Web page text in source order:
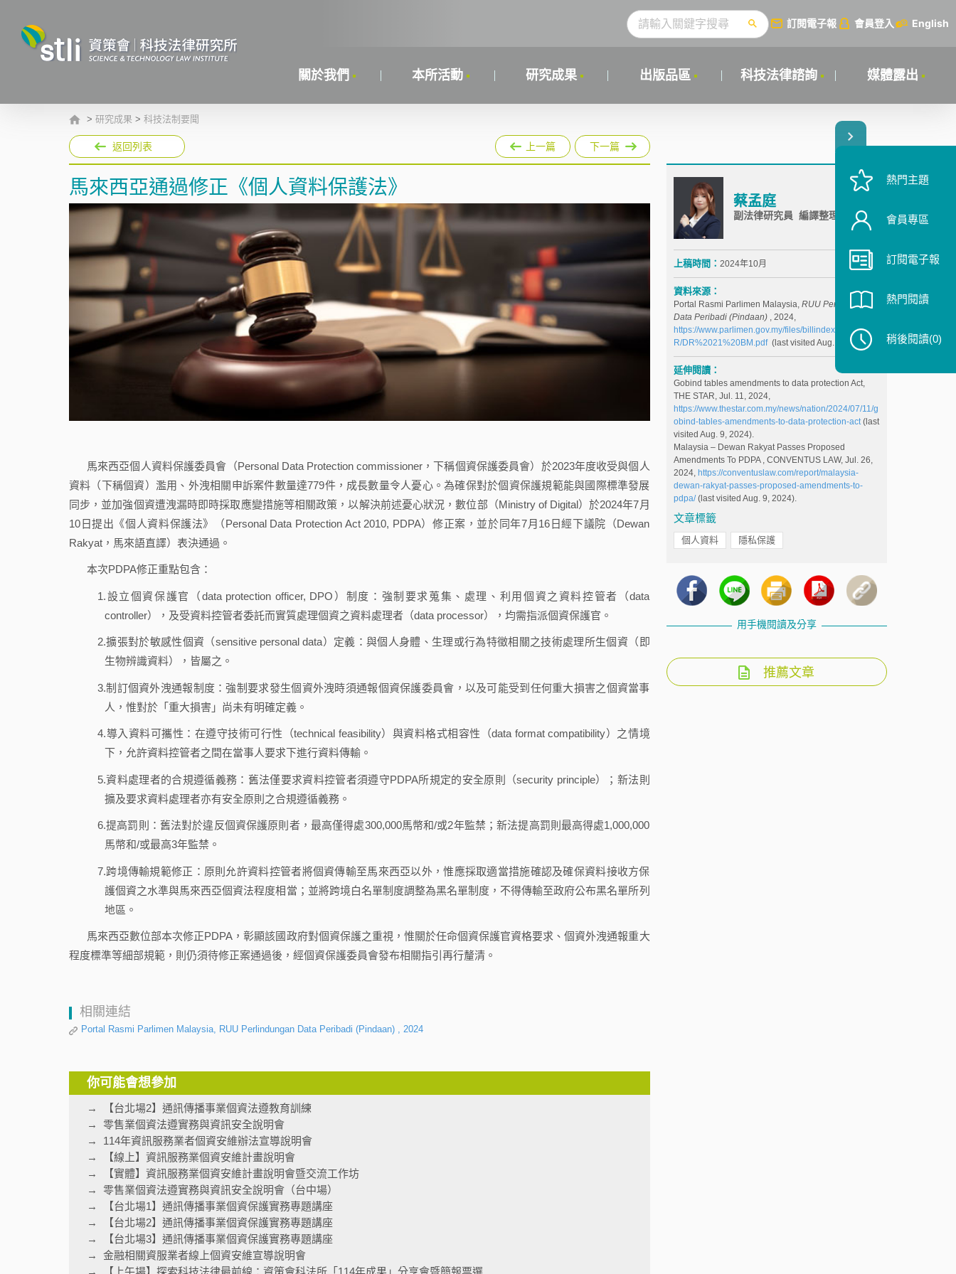
訂閱電子報 會員登入 English
關於我們 本所活動 研究成果 出版品區 科技法律諮詢 媒體露出
> 研究成果 > 科技法制要聞
返回列表 上一篇 下一篇
馬來西亞通過修正《個人資料保護法》
馬來西亞個人資料保護委員會（Personal Data Protection commissioner，下稱個資保護委員會）於2023年度收受與個人
資料（下稱個資）濫用、外洩相關申訴案件數量達779件，成長數量令人憂心。為確保對於個資保護規範能與國際標準發展
同步，並加強個資遭洩漏時即時採取應變措施等相關政策，以解決前述憂心狀況，數位部（Ministry of Digital）於2024年7月
10日提出《個人資料保護法》（Personal Data Protection Act 2010, PDPA）修正案，並於同年7月16日經下議院（Dewan
Rakyat，馬來語直譯）表決通過。
本次PDPA修正重點包含：
1.設立個資保護官（data protection officer, DPO）制度：強制要求蒐集、處理、利用個資之資料控管者（data
controller），及受資料控管者委託而實質處理個資之資料處理者（data processor），均需指派個資保護官。
2.擴張對於敏感性個資（sensitive personal data）定義：與個人身體、生理或行為特徵相關之技術處理所生個資（即
生物辨識資料），皆屬之。
3.制訂個資外洩通報制度：強制要求發生個資外洩時須通報個資保護委員會，以及可能受到任何重大損害之個資當事
人，惟對於「重大損害」尚未有明確定義。
4.導入資料可攜性：在遵守技術可行性（technical feasibility）與資料格式相容性（data format compatibility）之情境
下，允許資料控管者之間在當事人要求下進行資料傳輸。
5.資料處理者的合規遵循義務：舊法僅要求資料控管者須遵守PDPA所規定的安全原則（security principle）；新法則
擴及要求資料處理者亦有安全原則之合規遵循義務。
6.提高罰則：舊法對於違反個資保護原則者，最高僅得處300,000馬幣和/或2年監禁；新法提高罰則最高得處1,000,000
馬幣和/或最高3年監禁。
7.跨境傳輸規範修正：原則允許資料控管者將個資傳輸至馬來西亞以外，惟應採取適當措施確認及確保資料接收方保
護個資之水準與馬來西亞個資法程度相當；並將跨境白名單制度調整為黑名單制度，不得傳輸至政府公布黑名單所列
地區。
馬來西亞數位部本次修正PDPA，彰顯該國政府對個資保護之重視，惟關於任命個資保護官資格要求、個資外洩通報重大
程度標準等細部規範，則仍須待修正案通過後，經個資保護委員會發布相關指引再行釐清。
相關連結
Portal Rasmi Parlimen Malaysia, RUU Perlindungan Data Peribadi (Pindaan) , 2024
你可能會想參加
【台北場2】通訊傳播事業個資法遵教育訓練
零售業個資法遵實務與資訊安全說明會
114年資訊服務業者個資安維辦法宣導說明會
【線上】資訊服務業個資安維計畫說明會
【實體】資訊服務業個資安維計畫說明會暨交流工作坊
零售業個資法遵實務與資訊安全說明會（台中場）
【台北場1】通訊傳播事業個資保護實務專題講座
【台北場2】通訊傳播事業個資保護實務專題講座
【台北場3】通訊傳播事業個資保護實務專題講座
金融相關資服業者線上個資安維宣導說明會
【上午場】探索科技法律最前線：資策會科法所「114年成果」分享會暨簡報票選
蔡孟庭
副法律研究員 編譯整理
上稿時間： 2024年10月
資料來源：
Portal Rasmi Parlimen Malaysia, RUU Perlindungan
Data Peribadi (Pindaan), 2024,
https://www.parlimen.gov.my/files/billindex/pdf/2024/D
R/DR%2021%20BM.pdf(last visited Aug. 9, 2024).
延伸閱讀：
Gobind tables amendments to data protection Act,
THE STAR, Jul. 11, 2024,
https://www.thestar.com.my/news/nation/2024/07/11/g
obind-tables-amendments-to-data-protection-act(last
visited Aug. 9, 2024).
Malaysia – Dewan Rakyat Passes Proposed
Amendments To PDPA , CONVENTUS LAW, Jul. 26,
2024, https://conventuslaw.com/report/malaysia-
dewan-rakyat-passes-proposed-amendments-to-
pdpa/(last visited Aug. 9, 2024).
文章標籤
個人資料 隱私保護
用手機閱讀及分享
推薦文章
熱門主題
會員專區
訂閱電子報
熱門閱讀
稍後閱讀(0)